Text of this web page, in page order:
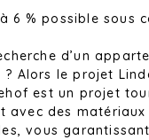
6 % possible sous
d’un
Alors le projet
est un projet
avec des
vous